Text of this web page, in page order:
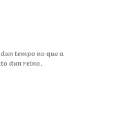
tempo no que a
dun reino.